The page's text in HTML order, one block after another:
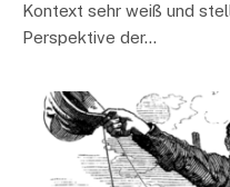
Kontext sehr weiß und
Perspektive der…